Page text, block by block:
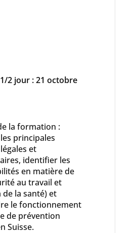
2 jour : 21 octobre
la formation :
principales
et
identifier les
en matière de
au travail et
la santé) et
le fonctionnement
de prévention
Suisse.